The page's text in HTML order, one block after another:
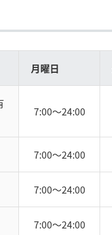
月曜日
7:00～24:00
7:00～24:00
7:00～24:00
7:00～24:00